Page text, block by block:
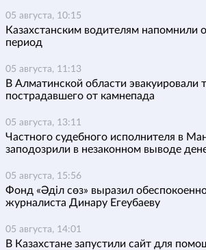
05 августа, 10:15
Казахстанским водителям напомнили
период
05 августа, 11:13
В Алматинской области эвакуировали
пострадавшего от камнепада
05 августа, 13:11
Частного судебного исполнителя в
заподозрили в незаконном выводе
05 августа, 15:56
Фонд «Әділ сөз» выразил
журналиста Динару Егеубаеву
05 августа, 14:01
В Казахстане запустили сайт для